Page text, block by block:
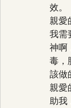
效。
親愛
我需
神啊
毒，
該做
親愛
助我